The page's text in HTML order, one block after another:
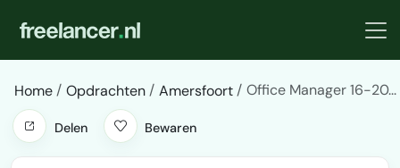
Home Opdrachten Amersfoort Office Manager 16-20...
Delen Bewaren